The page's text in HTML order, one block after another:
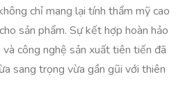
chỉ mang lại tính thẩm mỹ cao
sản phẩm. Sự kết hợp hoàn hảo
công nghệ sản xuất tiên tiến đã
sang trọng vừa gần gũi với thiên